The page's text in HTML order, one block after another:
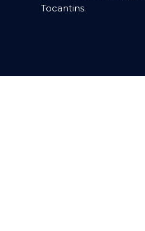
Tocantins.